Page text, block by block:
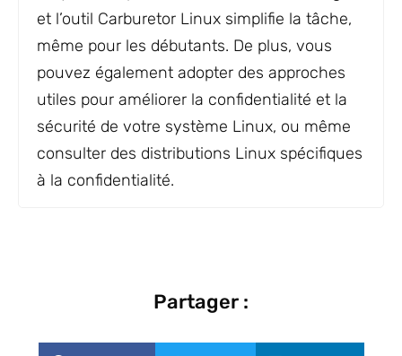
et l’outil Carburetor Linux simplifie la tâche,
même pour les débutants. De plus, vous
pouvez également adopter des approches
utiles pour améliorer la confidentialité et la
sécurité de votre système Linux, ou même
consulter des distributions Linux spécifiques
à la confidentialité.
Partager :